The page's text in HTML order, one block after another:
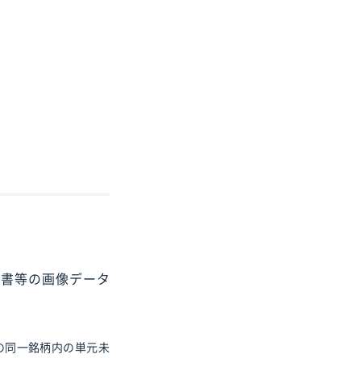
等の画像データ
同一銘柄内の単元未